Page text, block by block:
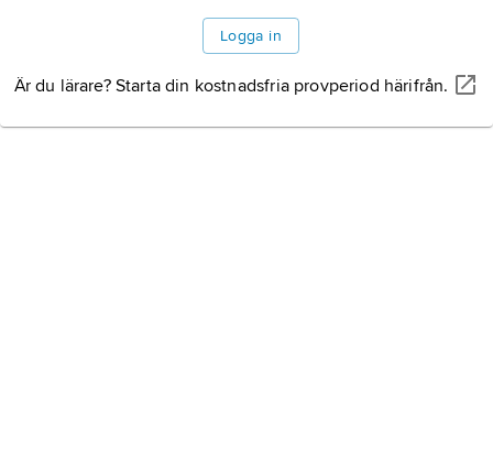
Logga in
Är du lärare? Starta din kostnadsfria provperiod härifrån.